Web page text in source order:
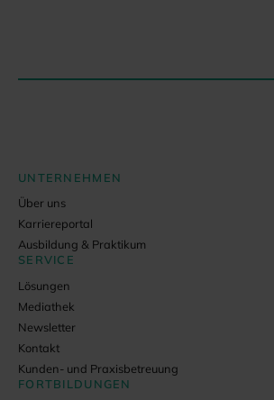
UNTERNEHMEN
Über uns
Karriereportal
Ausbildung & Praktikum
SERVICE
Lösungen
Mediathek
Newsletter
Kontakt
Kunden- und Praxisbetreuung
FORTBILDUNGEN